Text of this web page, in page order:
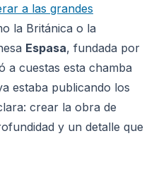
a las grandes
la Británica o la
Espasa, fundada por
a cuestas esta chamba
estaba publicando los
crear la obra de
y un detalle que